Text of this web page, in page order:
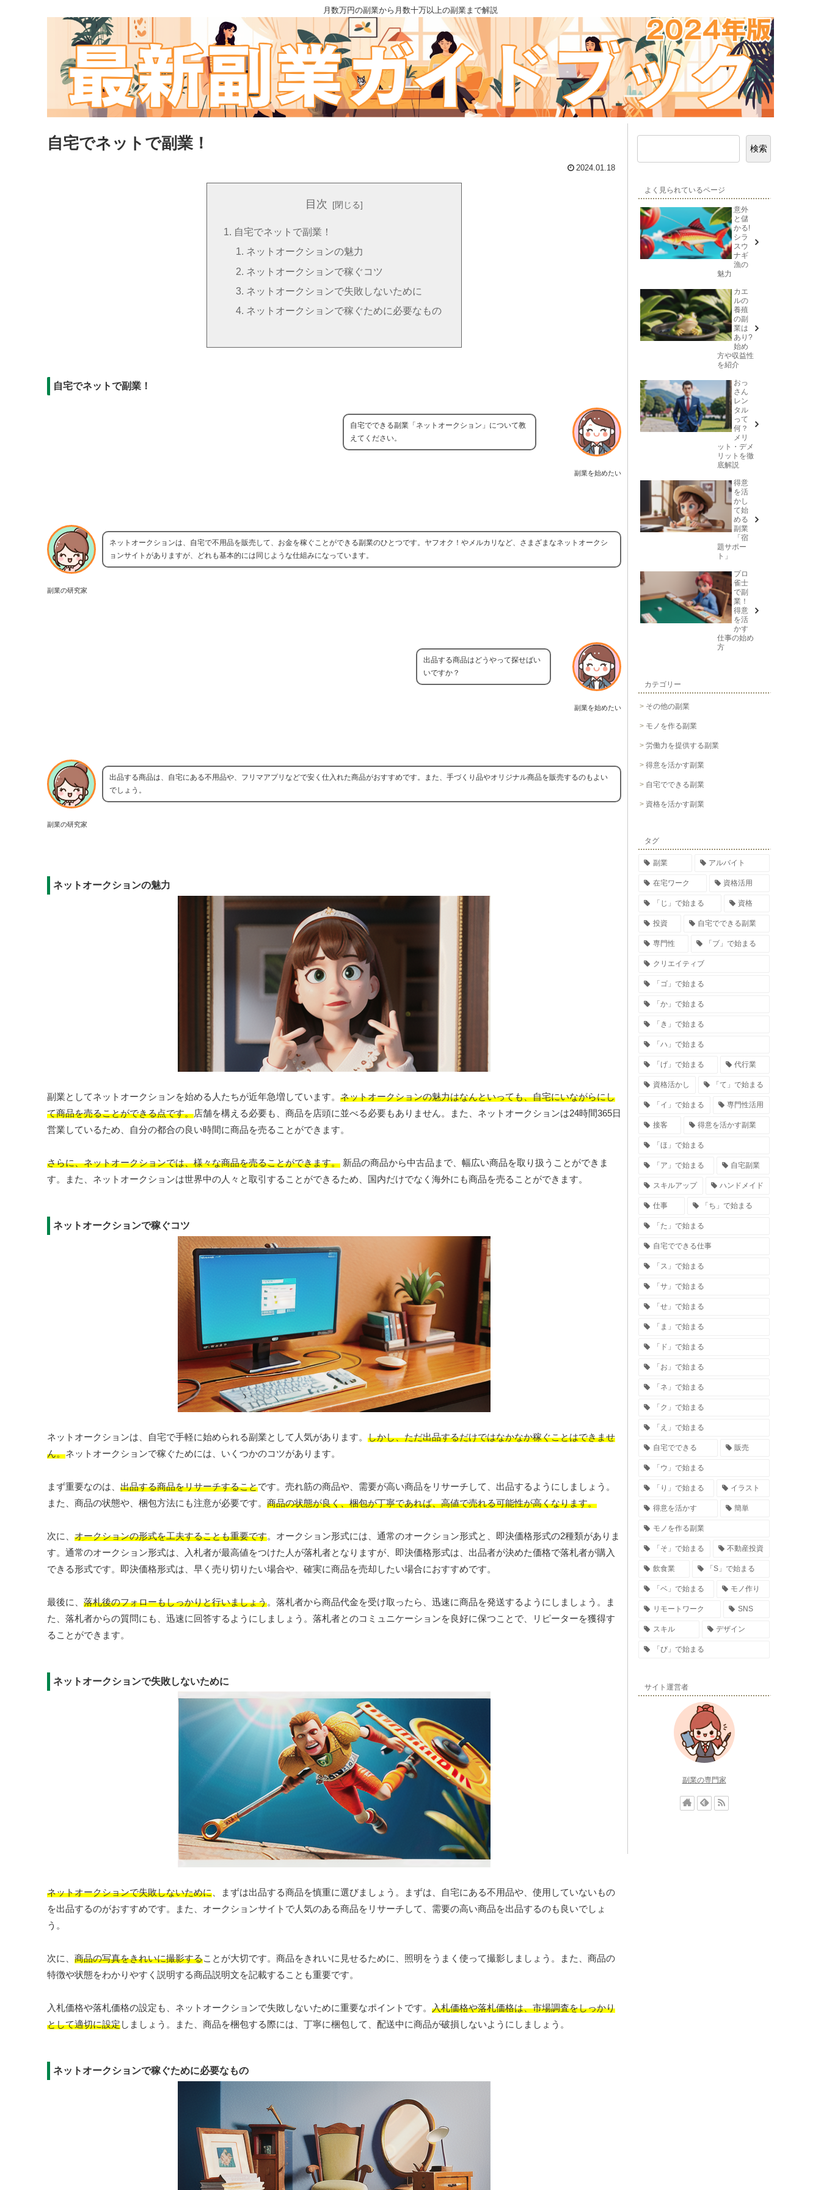
月数万円の副業から月数十万以上の副業まで解説
自宅でネットで副業！
2024.01.18
目次
自宅でネットで副業！
ネットオークションの魅力
ネットオークションで稼ぐコツ
ネットオークションで失敗しないために
ネットオークションで稼ぐために必要なもの
自宅でネットで副業！
副業を始めたい
自宅でできる副業「ネットオークション」について教
えてください。
副業の研究家
ネットオークションは、自宅で不用品を販売して、お金を稼ぐことができる副業のひとつです。ヤフオク！やメルカリなど、さまざまなネットオークシ
ョンサイトがありますが、どれも基本的には同じような仕組みになっています。
副業を始めたい
出品する商品はどうやって探せばい
いですか？
副業の研究家
出品する商品は、自宅にある不用品や、フリマアプリなどで安く仕入れた商品がおすすめです。また、手づくり品やオリジナル商品を販売するのもよい
でしょう。
ネットオークションの魅力
副業としてネットオークションを始める人たちが近年急増しています。 ネットオークションの魅力はなんといっても、自宅にいながらにし
て商品を売ることができる点です。店舗を構える必要も、商品を店頭に並べる必要もありません。また、ネットオークションは24時間365日
営業しているため、自分の都合の良い時間に商品を売ることができます。
さらに、ネットオークションでは、様々な商品を売ることができます。 新品の商品から中古品まで、幅広い商品を取り扱うことができま
す。また、ネットオークションは世界中の人々と取引することができるため、国内だけでなく海外にも商品を売ることができます。
ネットオークションで稼ぐコツ
ネットオークションは、自宅で手軽に始められる副業として人気があります。 しかし、ただ出品するだけではなかなか稼ぐことはできませ
ん。ネットオークションで稼ぐためには、いくつかのコツがあります。
まず重要なのは、 出品する商品をリサーチすることです。売れ筋の商品や、需要が高い商品をリサーチして、出品するようにしましょう。
また、商品の状態や、梱包方法にも注意が必要です。 商品の状態が良く、梱包が丁寧であれば、高値で売れる可能性が高くなります。
次に、 オークションの形式を工夫することも重要です。オークション形式には、通常のオークション形式と、即決価格形式の2種類がありま
す。通常のオークション形式は、入札者が最高値をつけた人が落札者となりますが、即決価格形式は、出品者が決めた価格で落札者が購入
できる形式です。即決価格形式は、早く売り切りたい場合や、確実に商品を売却したい場合におすすめです。
最後に、 落札後のフォローもしっかりと行いましょう。落札者から商品代金を受け取ったら、迅速に商品を発送するようにしましょう。ま
た、落札者からの質問にも、迅速に回答するようにしましょう。落札者とのコミュニケーションを良好に保つことで、リピーターを獲得す
ることができます。
ネットオークションで失敗しないために
ネットオークションで失敗しないために 、まずは出品する商品を慎重に選びましょう。まずは、自宅にある不用品や、使用していないもの
を出品するのがおすすめです。また、オークションサイトで人気のある商品をリサーチして、需要の高い商品を出品するのも良いでしょ
う。
次に、 商品の写真をきれいに撮影することが大切です。商品をきれいに見せるために、照明をうまく使って撮影しましょう。また、商品の
特徴や状態をわかりやすく説明する商品説明文を記載することも重要です。
入札価格や落札価格の設定も、ネットオークションで失敗しないために重要なポイントです。 入札価格や落札価格は、市場調査をしっかり
として適切に設定しましょう。また、商品を梱包する際には、丁寧に梱包して、配送中に商品が破損しないようにしましょう。
ネットオークションで稼ぐために必要なもの
検索
よく見られているページ
意外
と儲
かる!
シラ
スウ
ナギ
漁の
魅力
カエ
ルの
養殖
の副
業は
あり?
始め
方や収益性
を紹介
おっ
さん
レン
タル
って
何？
メリ
ット・デメ
リットを徹
底解説
得意
を活
かし
て始
める
副業
「宿
題サポー
ト」
プロ
雀士
で副
業！
得意
を活
かす
仕事の始め
方
カテゴリー
その他の副業
モノを作る副業
労働力を提供する副業
得意を活かす副業
自宅でできる副業
資格を活かす副業
タグ
副業 アルバイト
在宅ワーク 資格活用
「じ」で始まる 資格
投資 自宅でできる副業
専門性 「ブ」で始まる
クリエイティブ
「ゴ」で始まる
「か」で始まる
「き」で始まる
「ハ」で始まる
「げ」で始まる 代行業
資格活かし 「て」で始まる
「イ」で始まる 専門性活用
接客 得意を活かす副業
「ほ」で始まる
「ア」で始まる 自宅副業
スキルアップ ハンドメイド
仕事 「ち」で始まる
「た」で始まる
自宅でできる仕事
「ス」で始まる
「サ」で始まる
「せ」で始まる
「ま」で始まる
「ド」で始まる
「お」で始まる
「ネ」で始まる
「ク」で始まる
「え」で始まる
自宅でできる 販売
「ウ」で始まる
「り」で始まる イラスト
得意を活かす 簡単
モノを作る副業
「そ」で始まる 不動産投資
飲食業 「S」で始まる
「ベ」で始まる モノ作り
リモートワーク SNS
スキル デザイン
「び」で始まる
サイト運営者
副業の専門家